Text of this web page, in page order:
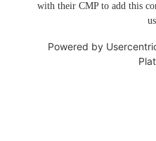
with their CMP to add this
Powered by